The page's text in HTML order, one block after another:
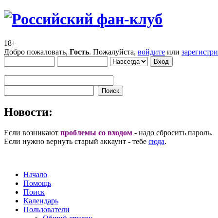
18+
Добро пожаловать, Гость. Пожалуйста, войдите или
Новости:
Если возникают проблемы со входом - надо сбросить пароль.
Если нужно вернуть старый аккаунт - тебе сюда.
Начало
Помощь
Поиск
Календарь
Пользователи